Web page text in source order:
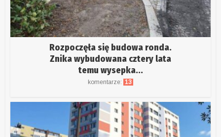
Rozpoczęła się budowa ronda.
Znika wybudowana cztery lata
temu wysepka...
komentarze: 13